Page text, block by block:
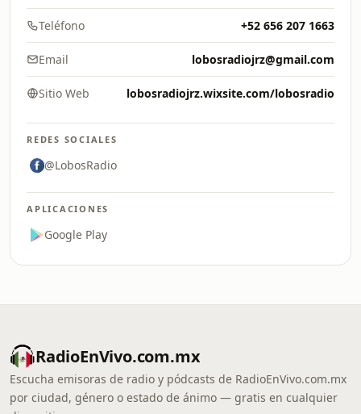
Teléfono +52 656 207 1663
Email lobosradiojrz@gmail.com
Sitio Web lobosradiojrz.wixsite.com/lobosradio
REDES SOCIALES
@LobosRadio
APLICACIONES
Google Play
RadioEnVivo.com.mx
Escucha emisoras de radio y pódcasts de RadioEnVivo.com.mx
por ciudad, género o estado de ánimo — gratis en cualquier